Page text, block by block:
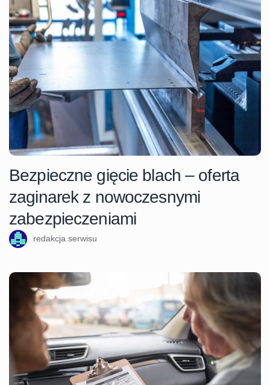
Bezpieczne gięcie blach – oferta
zaginarek z nowoczesnymi
zabezpieczeniami
redakcja serwisu